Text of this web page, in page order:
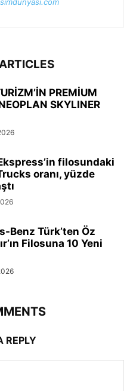
PREMİUM
SKYLINER
filosundaki
oranı, yüzde
Benz Türk’ten Öz
Filosuna 10 Yeni
REPLY